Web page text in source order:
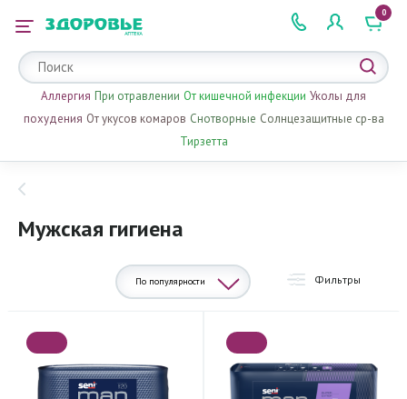
2 505 505
0
Аллергия При отравлении От кишечной инфекции Уколы для
похудения От укусов комаров Снотворные Солнцезащитные ср-ва
Тирзетта
Мужская гигиена
По популярности Фильтры